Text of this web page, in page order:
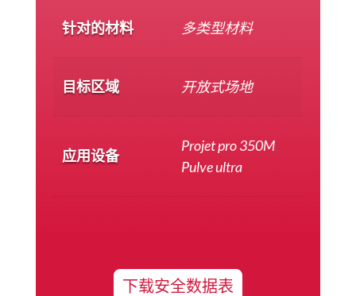
针对的材料 多类型材料
目标区域 开放式场地
应用设备
Projet pro 350M,
Pulve ultra
下载安全数据表